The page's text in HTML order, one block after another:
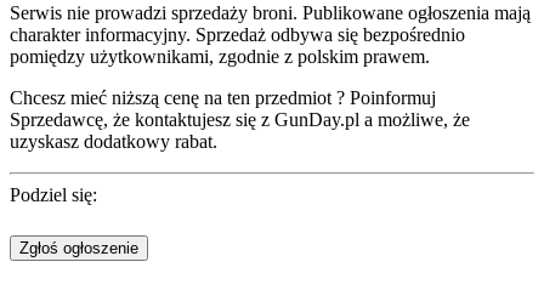
Serwis nie prowadzi sprzedaży broni. Publikowane ogłoszenia mają
charakter informacyjny. Sprzedaż odbywa się bezpośrednio
pomiędzy użytkownikami, zgodnie z polskim prawem.
Chcesz mieć niższą cenę na ten przedmiot ? Poinformuj
Sprzedawcę, że kontaktujesz się z GunDay.pl a możliwe, że
uzyskasz dodatkowy rabat.
Podziel się:
Zgłoś ogłoszenie